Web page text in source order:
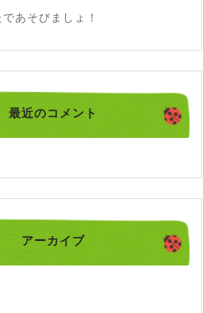
あそびましょ！
最近のコメント
アーカイブ